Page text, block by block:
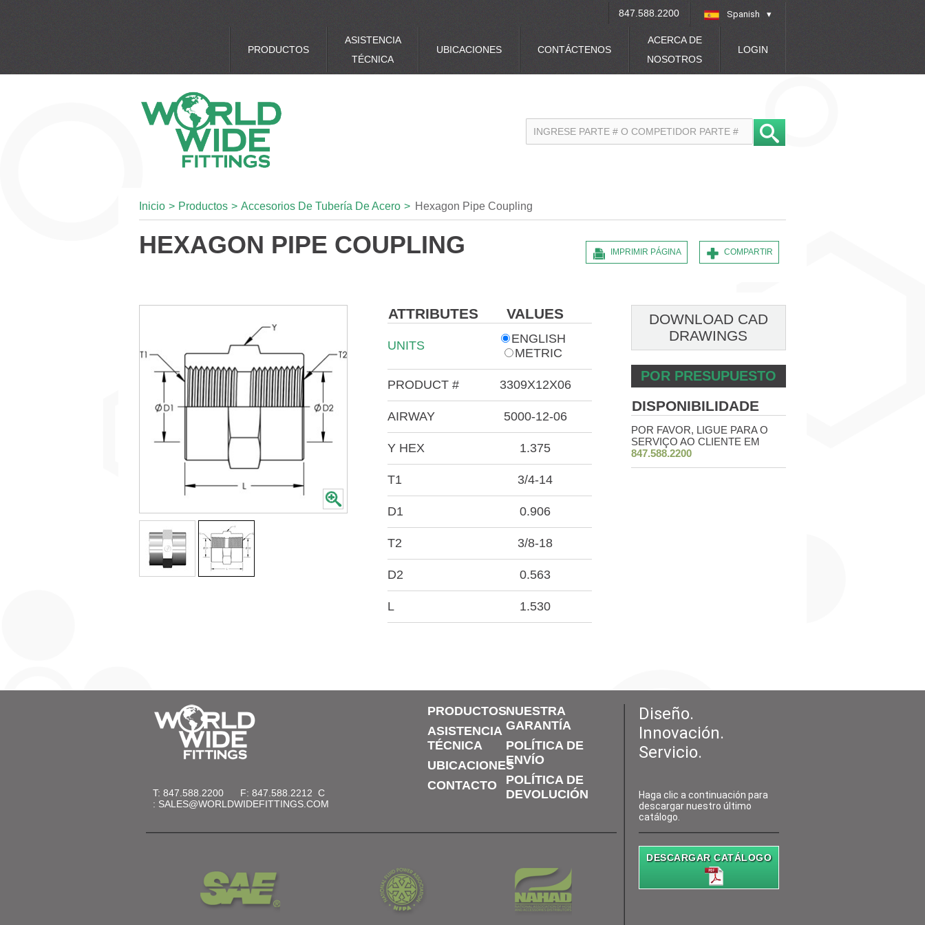
Spanish
847.588.2200
PRODUCTOS
ASISTENCIA
TÉCNICA
UBICACIONES CONTÁCTENOS
ACERCA DE
NOSOTROS
LOGIN
Inicio > Productos > Accesorios De Tubería De Acero > Hexagon Pipe Coupling
HEXAGON PIPE COUPLING COMPARTIR
IMPRIMIR PÁGINA
ATTRIBUTES VALUES
UNITS
ENGLISH
METRIC
PRODUCT # 3309X12X06
AIRWAY 5000-12-06
Y HEX 1.375
T1 3/4-14
D1 0.906
T2 3/8-18
D2 0.563
L 1.530
DOWNLOAD CAD
DRAWINGS
POR PRESUPUESTO
DISPONIBILIDADE
POR FAVOR, LIGUE PARA O
SERVIÇO AO CLIENTE EM
847.588.2200
T: 847.588.2200 F: 847.588.2212 C
: SALES@WORLDWIDEFITTINGS.COM
PRODUCTOS
ASISTENCIA
TÉCNICA
UBICACIONES
CONTACTO
NUESTRA
GARANTÍA
POLÍTICA DE
ENVÍO
POLÍTICA DE
DEVOLUCIÓN
Diseño.
Innovación.
Servicio.
Haga clic a continuación para
descargar nuestro último
catálogo.
DESCARGAR CATÁLOGO